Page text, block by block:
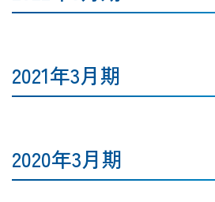
2021年3月期
2020年3月期